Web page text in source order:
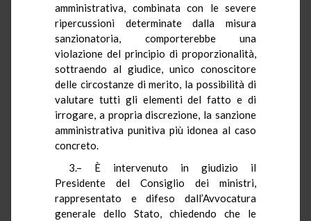
amministrativa, combinata con le severe
ripercussioni determinate dalla misura
sanzionatoria, comporterebbe una
violazione del principio di proporzionalità,
sottraendo al giudice, unico conoscitore
delle circostanze di merito, la possibilità di
valutare tutti gli elementi del fatto e di
irrogare, a propria discrezione, la sanzione
amministrativa punitiva più idonea al caso
concreto.
3.– È intervenuto in giudizio il
Presidente del Consiglio dei ministri,
rappresentato e difeso dall’Avvocatura
generale dello Stato, chiedendo che le